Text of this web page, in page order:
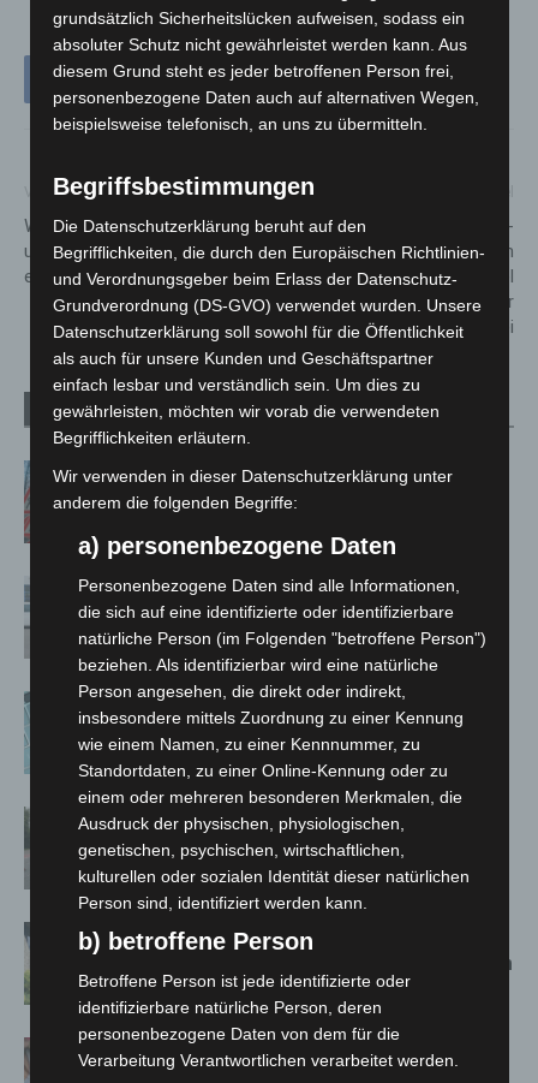
Vorheriger Artikel
Weiterer Abschnitt von Geh-
und Radweg an Reuterdamm
erneuert
Mit Tempo 120 durch 30er-
Zonen: Zwei 13-Jährige liefern
sich in Berenbostel
Verfolgungsfahrt mit der
Polizei
Verwandte Artikel Mehr vom Autor
A2: Zweite Turbobaustelle startet
zwischen Hannover-West und
Niedersachsen: Feuerwehrkräfte
kehren nach Waldbrandeinsatz aus
Spanien zurück
Anklage nach Abschaltung von
„Archetyp Market“ erhoben
Hannover: Polizei stoppt 166
Trunkenheitsfahrten bei
Großkontrolle
Schwarz Digits und Zscaler starten
souveräne Cloud-Sicherheitsplattform
für Europa
Warn-App: Jeder Zweite weiß nach
grundsätzlich Sicherheitslücken aufweisen, sodass ein
absoluter Schutz nicht gewährleistet werden kann. Aus
diesem Grund steht es jeder betroffenen Person frei,
personenbezogene Daten auch auf alternativen Wegen,
beispielsweise telefonisch, an uns zu übermitteln.
Begriffsbestimmungen
Die Datenschutzerklärung beruht auf den
Begrifflichkeiten, die durch den Europäischen Richtlinien-
und Verordnungsgeber beim Erlass der Datenschutz-
Grundverordnung (DS-GVO) verwendet wurden. Unsere
Datenschutzerklärung soll sowohl für die Öffentlichkeit
als auch für unsere Kunden und Geschäftspartner
einfach lesbar und verständlich sein. Um dies zu
gewährleisten, möchten wir vorab die verwendeten
Begrifflichkeiten erläutern.
Wir verwenden in dieser Datenschutzerklärung unter
anderem die folgenden Begriffe:
a) personenbezogene Daten
Personenbezogene Daten sind alle Informationen,
die sich auf eine identifizierte oder identifizierbare
natürliche Person (im Folgenden "betroffene Person")
beziehen. Als identifizierbar wird eine natürliche
Person angesehen, die direkt oder indirekt,
insbesondere mittels Zuordnung zu einer Kennung
wie einem Namen, zu einer Kennnummer, zu
Standortdaten, zu einer Online-Kennung oder zu
einem oder mehreren besonderen Merkmalen, die
Ausdruck der physischen, physiologischen,
genetischen, psychischen, wirtschaftlichen,
kulturellen oder sozialen Identität dieser natürlichen
Person sind, identifiziert werden kann.
b) betroffene Person
Betroffene Person ist jede identifizierte oder
identifizierbare natürliche Person, deren
personenbezogene Daten von dem für die
Verarbeitung Verantwortlichen verarbeitet werden.